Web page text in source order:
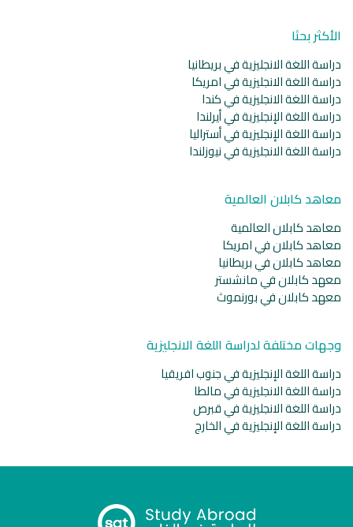
الأكثر بحثا
دراسة اللغة الانجليزية في بريطانيا
دراسة اللغة الانجليزية في امريكا
دراسة اللغة الانجليزية في كندا
دراسة اللغة الإنجليزية في أيرلندا
دراسة اللغة الإنجليزية في أستراليا
دراسة اللغة الانجليزية في نيوزلندا
معاهد كابلان العالمية
معاهد كابلان العالمية
معاهد كابلان في امريكا
معاهد كابلان في بريطانيا
معهد كابلان في مانشستر
معهد كابلان في بورنموث
وجهات مختلفة لدراسة اللغة الانجليزية
دراسة اللغة الإنجليزية في جنوب افريقيا
دراسة اللغة الانجليزية في مالطا
دراسة اللغة الانجليزية في قبرص
دراسة اللغة الإنجليزية في الخارج